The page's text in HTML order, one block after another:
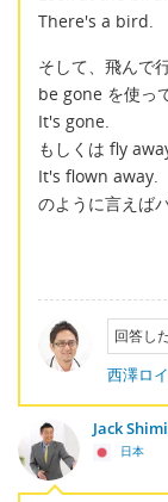
There's a bird.
そして、飛んで
be gone を使っ
It's gone.
もしくは fly
It's flown away.
のように言えば
回答し
西澤ロ
Jack
日本